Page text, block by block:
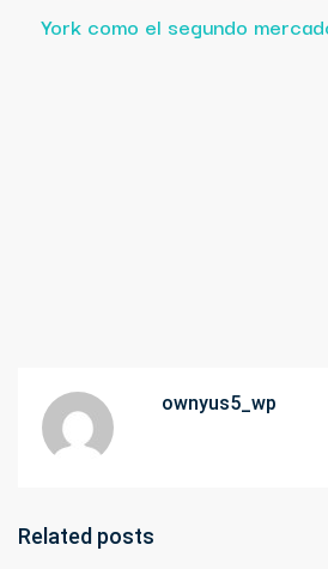
York como el segundo
ownyus5_wp
Related posts